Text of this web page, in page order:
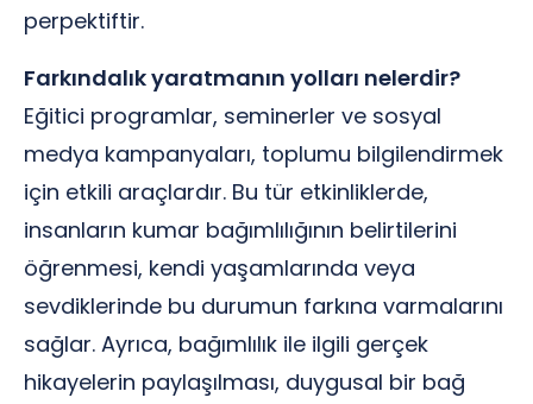
perpektiftir.
Farkındalık yaratmanın yolları nelerdir?
Eğitici programlar, seminerler ve sosyal
medya kampanyaları, toplumu bilgilendirmek
için etkili araçlardır. Bu tür etkinliklerde,
insanların kumar bağımlılığının belirtilerini
öğrenmesi, kendi yaşamlarında veya
sevdiklerinde bu durumun farkına varmalarını
sağlar. Ayrıca, bağımlılık ile ilgili gerçek
hikayelerin paylaşılması, duygusal bir bağ